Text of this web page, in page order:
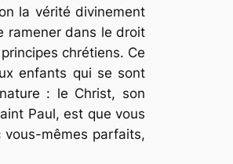
la vérité divinement
ramener dans le droit
chrétiens. Ce
enfants qui se sont
: le Christ, son
Paul,est que vous
vous-mêmes parfaits,